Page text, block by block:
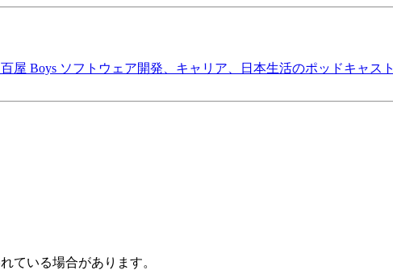
屋 Boys ソフトウェア開発、キャリア、日本生活のポッドキャスト
ている場合があります。